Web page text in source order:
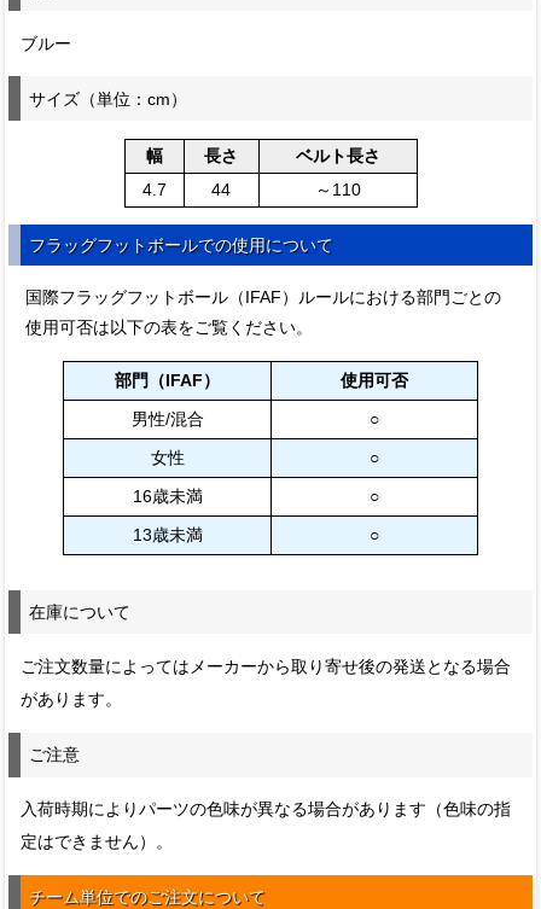
ブルー
サイズ（単位：cm）
幅 長さ
ベルト長さ
4.7
44 ～110
フラッグフットボールでの使用について
国際フラッグフットボール（IFAF）ルールにおける部門ごとの
使用可否は以下の表をご覧ください。
部門（IFAF）
使用可否
男性/混合
○
女性
○
16歳未満
○
13歳未満
○
在庫について
ご注文数量によってはメーカーから取り寄せ後の発送となる場合
があります。
ご注意
入荷時期によりパーツの色味が異なる場合があります（色味の指
定はできません）。
チーム単位でのご注文について